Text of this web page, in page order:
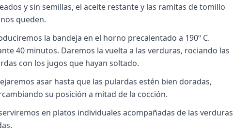
y sin semillas, el aceite restante y las ramitas de tomillo
queden.
la bandeja en el horno precalentado a 190º C.
40 minutos. Daremos la vuelta a las verduras, rociando las
con los jugos que hayan soltado.
asar hasta que las pulardas estén bien doradas,
su posición a mitad de la cocción.
en platos individuales acompañadas de las verduras